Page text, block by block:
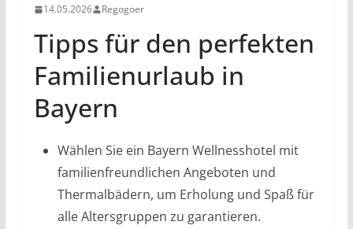
14.05.2026 Regogoer
Tipps für den perfekten
Familienurlaub in
Bayern
Wählen Sie ein Bayern Wellnesshotel mit
familienfreundlichen Angeboten und
Thermalbädern, um Erholung und Spaß für
alle Altersgruppen zu garantieren.